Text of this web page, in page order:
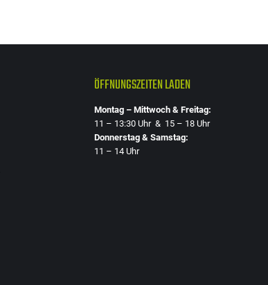
ÖFFNUNGSZEITEN LADEN
Montag – Mittwoch & Freitag:
11 – 13:30 Uhr & 15 – 18 Uhr
Donnerstag & Samstag:
11 – 14 Uhr